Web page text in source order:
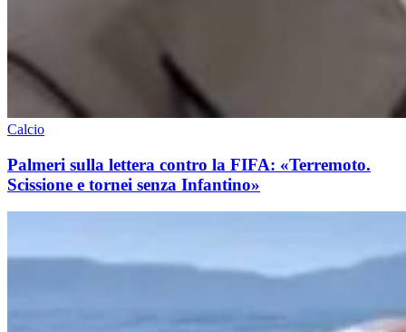
Calcio
Palmeri sulla lettera contro la FIFA: «Terremoto.
Scissione e tornei senza Infantino»